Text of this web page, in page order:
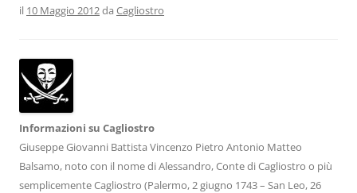
il 10 Maggio 2012da Cagliostro
Informazioni su Cagliostro
Giuseppe Giovanni Battista Vincenzo Pietro Antonio Matteo
Balsamo, noto con il nome di Alessandro, Conte di Cagliostro o più
semplicemente Cagliostro (Palermo, 2 giugno 1743 – San Leo, 26